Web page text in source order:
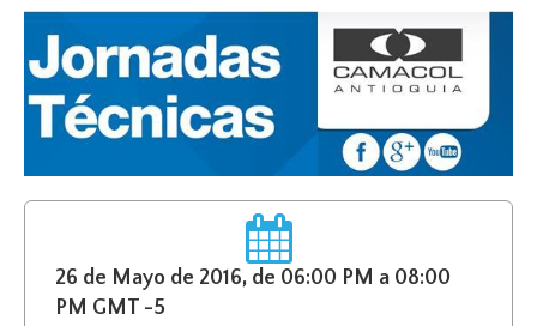
26 de Mayo de 2016, de 06:00 PM a 08:00
PM GMT -5